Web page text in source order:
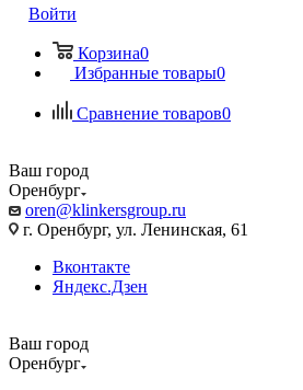
Войти
Корзина0
Избранные товары0
Сравнение товаров0
Ваш город
Оренбург
oren@klinkersgroup.ru
г. Оренбург, ул. Ленинская, 61
Вконтакте
Яндекс.Дзен
Ваш город
Оренбург